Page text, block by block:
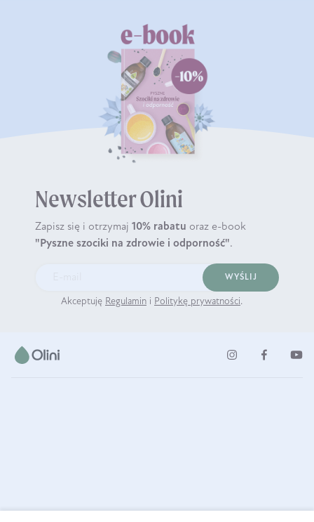
Newsletter Olini
Zapisz się i otrzymaj 10% rabatu oraz e-book
"Pyszne szociki na zdrowie i odporność".
WYŚLIJ
Akceptuję Regulamin i Politykę prywatności.